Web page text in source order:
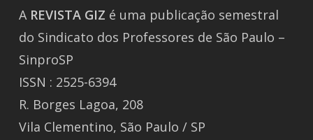
A REVISTA GIZ é uma publicação semestral
do Sindicato dos Professores de São Paulo –
SinproSP
ISSN : 2525-6394
R. Borges Lagoa, 208
Vila Clementino, São Paulo / SP